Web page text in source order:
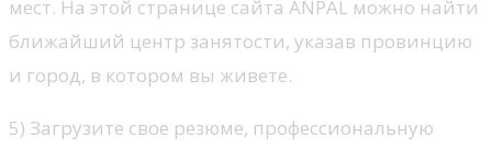
мест. На этой странице сайта ANPAL можно найти
ближайший центр занятости, указав провинцию
и город, в котором вы живете.
5) Загрузите свое резюме, профессиональную